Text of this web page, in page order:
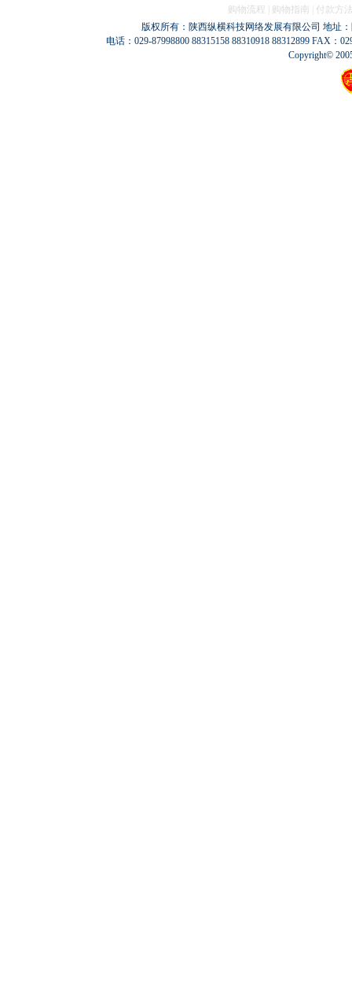
购物流程 | 购物指南 | 付款方
版权所有：陕西纵横科技网络发展有限公司 地址
电话：029-87998800 88315158 88310918 88312899 FAX：
Copyright©